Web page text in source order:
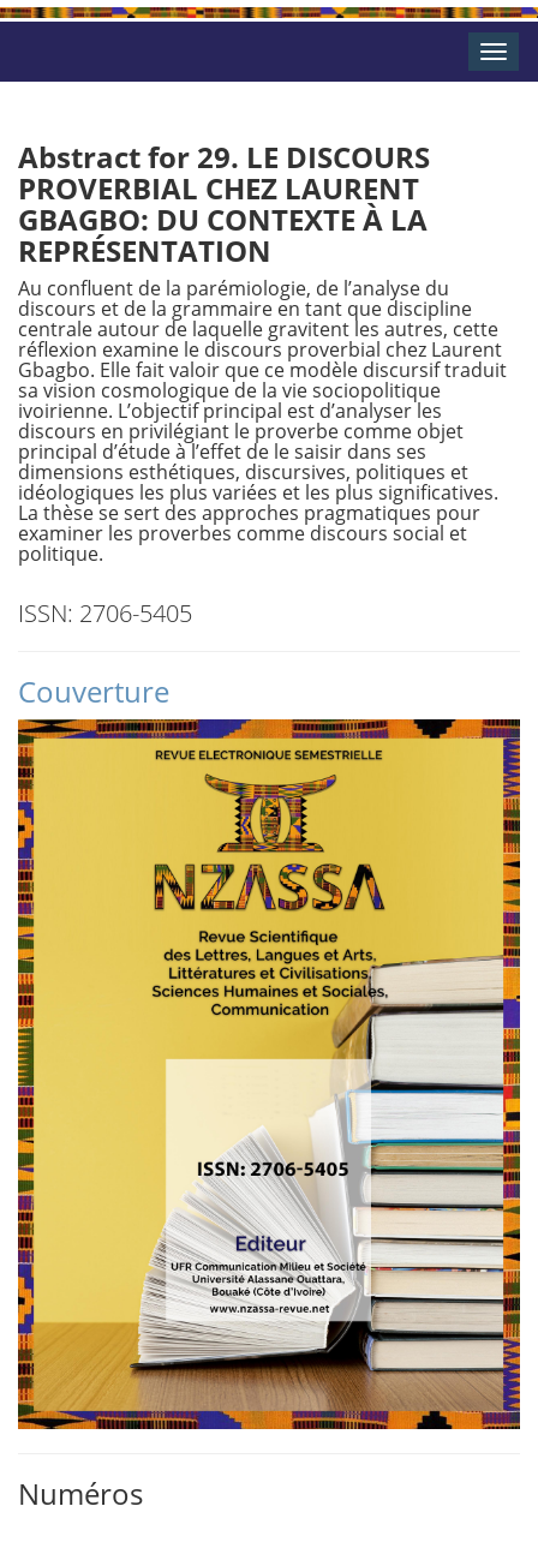
Toggle
Abstract for 29. LE DISCOURS
PROVERBIAL CHEZ LAURENT
GBAGBO: DU CONTEXTE À LA
REPRÉSENTATION
Au confluent de la parémiologie, de l’analyse du
discours et de la grammaire en tant que discipline
centrale autour de laquelle gravitent les autres, cette
réflexion examine le discours proverbial chez Laurent
Gbagbo. Elle fait valoir que ce modèle discursif traduit
sa vision cosmologique de la vie sociopolitique
ivoirienne. L’objectif principal est d’analyser les
discours en privilégiant le proverbe comme objet
principal d’étude à l’effet de le saisir dans ses
dimensions esthétiques, discursives, politiques et
idéologiques les plus variées et les plus significatives.
La thèse se sert des approches pragmatiques pour
examiner les proverbes comme discours social et
politique.
ISSN: 2706-5405
Couverture
Numéros